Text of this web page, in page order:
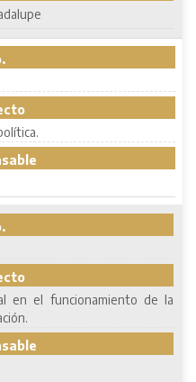
en el funcionamiento de la